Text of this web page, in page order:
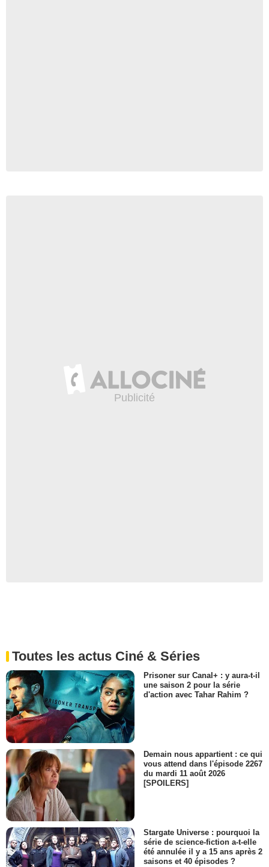
Toutes les actus Ciné & Séries
Prisoner sur Canal+ : y aura-t-il
une saison 2 pour la série
d'action avec Tahar Rahim ?
Demain nous appartient : ce qui
vous attend dans l'épisode 2267
du mardi 11 août 2026
[SPOILERS]
Stargate Universe : pourquoi la
série de science-fiction a-t-elle
été annulée il y a 15 ans après 2
saisons et 40 épisodes ?